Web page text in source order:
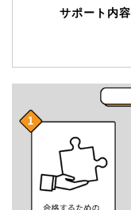
サポート内容